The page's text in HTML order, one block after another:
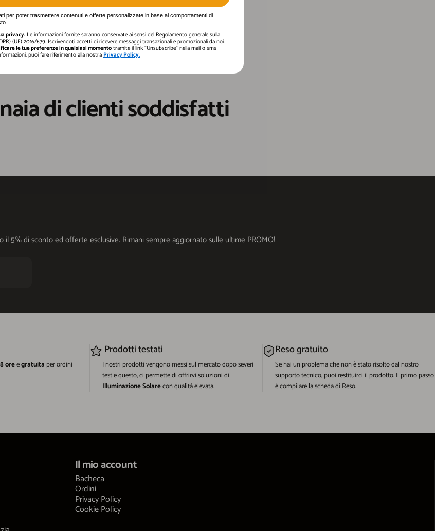
di clienti soddisfatti
5% di sconto ed offerte esclusive. Rimani sempre aggiornato sulle ultime PROMO!
oreegratuita per ordini
Prodotti testati
I nostri prodotti vengono messi sul mercato dopo severi
test e questo, ci permette di offrirvi soluzioni di
Illuminazione Solarecon qualità elevata.
Reso gratuito
Se hai un problema che non è stato risolto dal nostro
supporto tecnico, puoi restituirci il prodotto. Il primo passo
è compilare la scheda di Reso.
Il mio account
Bacheca
Ordini
Privacy Policy
Cookie Policy
per poter trasmettere contenuti e offerte personalizzate in base ai comportamenti di
privacy. Le informazioni fornite saranno conservate ai sensi del Regolamento generale sulla
(UE) 2016/679. Iscrivendoti accetti di ricevere messaggi transazionali e promozionali da noi.
le tue preferenze in qualsiasi momentotramite il link "Unsubscribe" nella mail o sms
puoi fare riferimento alla nostraPrivacy Policy.